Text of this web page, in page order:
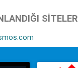
SITELER